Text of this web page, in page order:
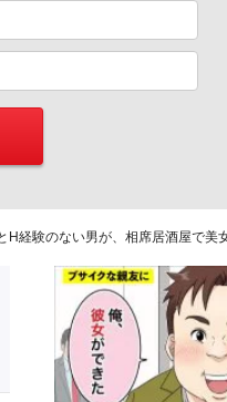
H経験のない男が、相席居酒屋で美